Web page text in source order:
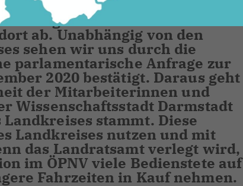
lehnt den Neubau eines
ab. Unabhängig von den
sehen wir uns durch die
parlamentarische Anfrage zur
2020 bestätigt. Daraus geht
der Mitarbeiterinnen und
Wissenschaftsstadt Darmstadt
stammt. Diese
Landkreises nutzen und mit
das Landratsamt verlegt wird,
im ÖPNV viele Bedienstete auf
Fahrzeiten in Kauf nehmen.